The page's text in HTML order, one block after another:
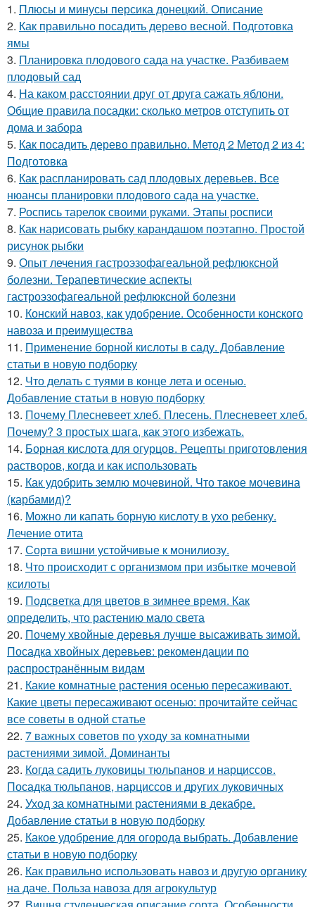
1. Плюсы и минусы персика донецкий. Описание
2. Как правильно посадить дерево весной. Подготовка
ямы
3. Планировка плодового сада на участке. Разбиваем
плодовый сад
4. На каком расстоянии друг от друга сажать яблони.
Общие правила посадки: сколько метров отступить от
дома и забора
5. Как посадить дерево правильно. Метод 2 Метод 2 из 4:
Подготовка
6. Как распланировать сад плодовых деревьев. Все
нюансы планировки плодового сада на участке.
7. Роспись тарелок своими руками. Этапы росписи
8. Как нарисовать рыбку карандашом поэтапно. Простой
рисунок рыбки
9. Опыт лечения гастроэзофагеальной рефлюксной
болезни. Терапевтические аспекты
гастроэзофагеальной рефлюксной болезни
10. Конский навоз, как удобрение. Особенности конского
навоза и преимущества
11. Применение борной кислоты в саду. Добавление
статьи в новую подборку
12. Что делать с туями в конце лета и осенью.
Добавление статьи в новую подборку
13. Почему Плесневеет хлеб. Плесень. Плесневеет хлеб.
Почему? 3 простых шага, как этого избежать.
14. Борная кислота для огурцов. Рецепты приготовления
растворов, когда и как использовать
15. Как удобрить землю мочевиной. Что такое мочевина
(карбамид)?
16. Можно ли капать борную кислоту в ухо ребенку.
Лечение отита
17. Сорта вишни устойчивые к монилиозу.
18. Что происходит с организмом при избытке мочевой
ксилоты
19. Подсветка для цветов в зимнее время. Как
определить, что растению мало света
20. Почему хвойные деревья лучше высаживать зимой.
Посадка хвойных деревьев: рекомендации по
распространённым видам
21. Какие комнатные растения осенью пересаживают.
Какие цветы пересаживают осенью: прочитайте сейчас
все советы в одной статье
22. 7 важных советов по уходу за комнатными
растениями зимой. Доминанты
23. Когда садить луковицы тюльпанов и нарциссов.
Посадка тюльпанов, нарциссов и других луковичных
24. Уход за комнатными растениями в декабре.
Добавление статьи в новую подборку
25. Какое удобрение для огорода выбрать. Добавление
статьи в новую подборку
26. Как правильно использовать навоз и другую органику
на даче. Польза навоза для агрокультур